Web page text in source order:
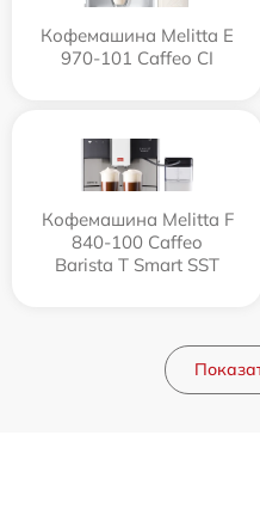
Кофемашина Melitta Е
970-101 Caffeo CI
Кофемашина Melitta F
840-100 Caffeo
Barista T Smart SST